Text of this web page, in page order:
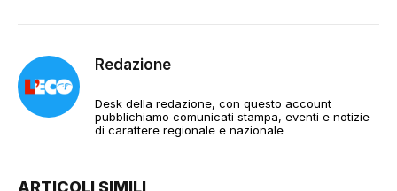
Redazione
Desk della redazione, con questo account
pubblichiamo comunicati stampa, eventi e notizie
di carattere regionale e nazionale
ARTICOLI SIMILI